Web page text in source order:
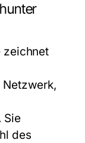
zeichnet
Netzwerk,
Sie
des